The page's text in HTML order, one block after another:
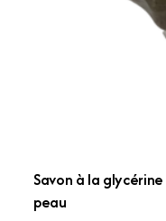
Savon à la
peau